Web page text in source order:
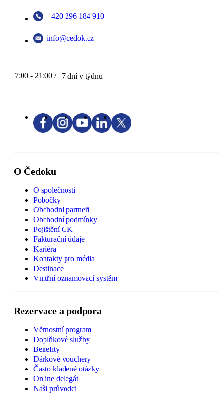
+420 296 184 910
info@cedok.cz
7:00 - 21:00 / 7 dní v týdnu
O Čedoku
O společnosti
Pobočky
Obchodní partneři
Obchodní podmínky
Pojištění CK
Fakturační údaje
Kariéra
Kontakty pro média
Destinace
Vnitřní oznamovací systém
Rezervace a podpora
Věrnostní program
Doplňkové služby
Benefity
Dárkové vouchery
Často kladené otázky
Online delegát
Naši průvodci